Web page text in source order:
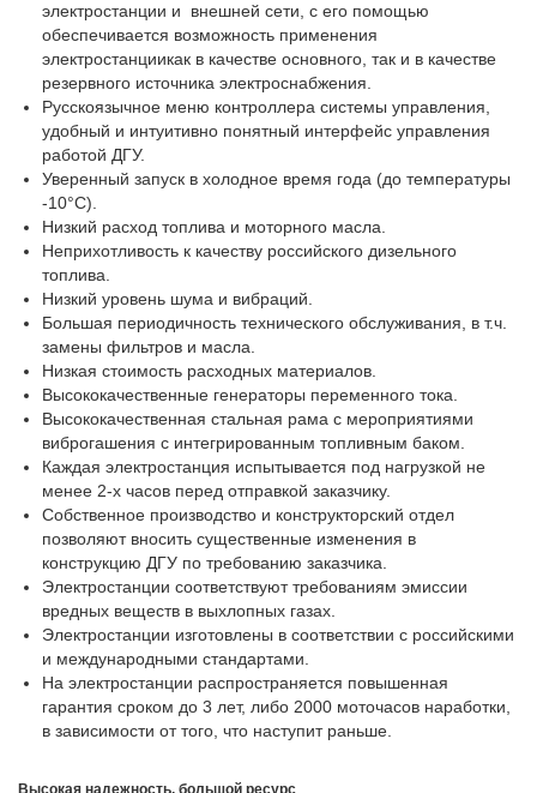
электростанции и внешней сети, с его помощью
обеспечивается возможность применения
электростанциикак в качестве основного, так и в качестве
резервного источника электроснабжения.
Русскоязычное меню контроллера системы управления,
удобный и интуитивно понятный интерфейс управления
работой ДГУ.
Уверенный запуск в холодное время года (до температуры
-10°С).
Низкий расход топлива и моторного масла.
Неприхотливость к качеству российского дизельного
топлива.
Низкий уровень шума и вибраций.
Большая периодичность технического обслуживания, в т.ч.
замены фильтров и масла.
Низкая стоимость расходных материалов.
Высококачественные генераторы переменного тока.
Высококачественная стальная рама с мероприятиями
виброгашения с интегрированным топливным баком.
Каждая электростанция испытывается под нагрузкой не
менее 2-х часов перед отправкой заказчику.
Собственное производство и конструкторский отдел
позволяют вносить существенные изменения в
конструкцию ДГУ по требованию заказчика.
Электростанции соответствуют требованиям эмиссии
вредных веществ в выхлопных газах.
Электростанции изготовлены в соответствии с российскими
и международными стандартами.
На электростанции распространяется повышенная
гарантия сроком до 3 лет, либо 2000 моточасов наработки,
в зависимости от того, что наступит раньше.
Высокая надежность, большой ресурс